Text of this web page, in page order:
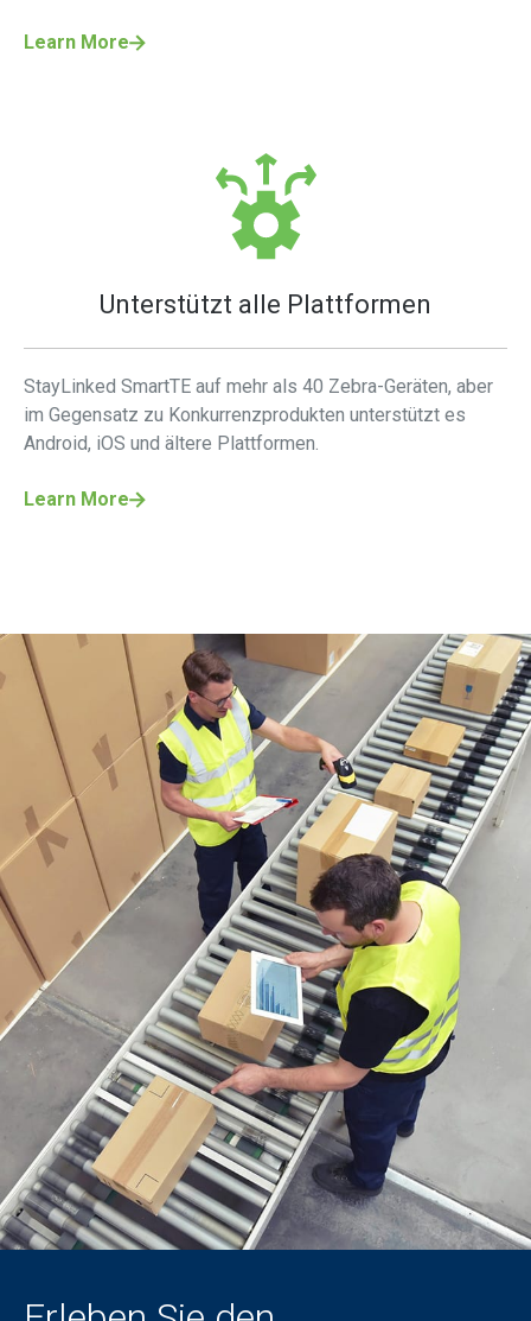
Learn More
Unterstützt alle Plattformen
StayLinked SmartTE auf mehr als 40 Zebra-Geräten, aber
im Gegensatz zu Konkurrenzprodukten unterstützt es
Android, iOS und ältere Plattformen.
Learn More